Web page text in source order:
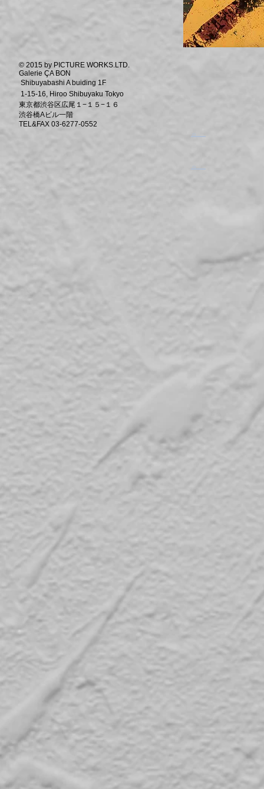
© 2015 by PICTURE WORKS.LTD.
Galerie ÇA BON
Shibuyabashi A buiding 1F
1-15-16, Hiroo Shibuyaku Tokyo
東京都渋谷区広尾１−１５−１６
渋谷橋Aビル一階
TEL&FAX 03-6277-0552